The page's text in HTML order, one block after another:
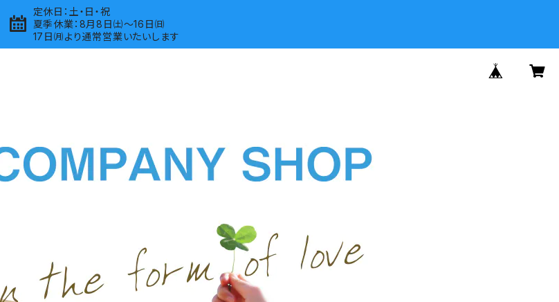
定休日：土・日・祝
夏季休業：8月8日㈯～16日㈰
17日㈪より通常営業いたいします